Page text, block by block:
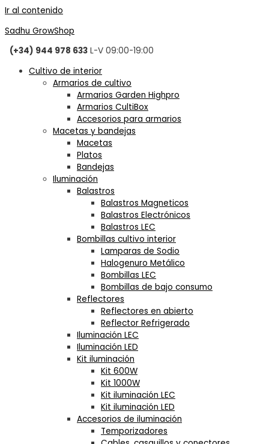
Ir al contenido
Sadhu GrowShop
(+34) 944 978 633 L-V 09:00-19:00
Cultivo de interior
Armarios de cultivo
Armarios Garden Highpro
Armarios CultiBox
Accesorios para armarios
Macetas y bandejas
Macetas
Platos
Bandejas
Iluminación
Balastros
Balastros Magneticos
Balastros Electrónicos
Balastros LEC
Bombillas cultivo interior
Lamparas de Sodio
Halogenuro Metálico
Bombillas LEC
Bombillas de bajo consumo
Reflectores
Reflectores en abierto
Reflector Refrigerado
Iluminación LEC
Iluminación LED
Kit iluminación
Kit 600W
Kit 1000W
Kit iluminación LEC
Kit iluminación LED
Accesorios de iluminación
Temporizadores